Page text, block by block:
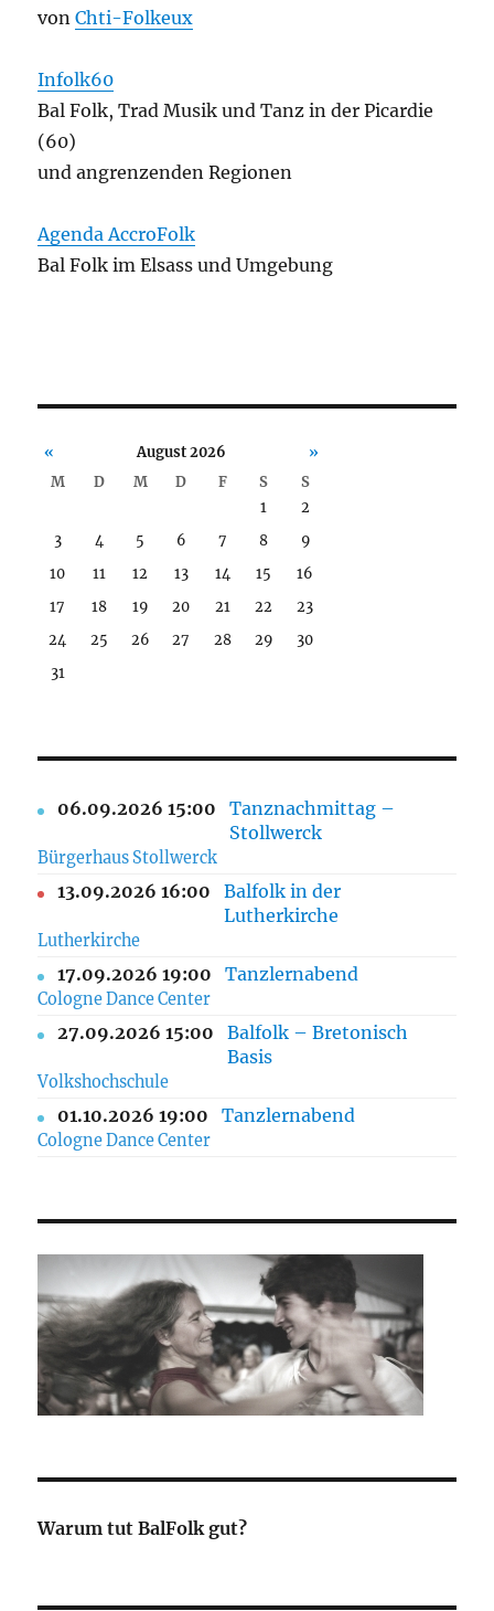
vonChti-Folkeux
Infolk60
Bal Folk, Trad Musik und Tanz in der Picardie
(60)
und angrenzenden Regionen
Agenda AccroFolk
Bal Folk im Elsass und Umgebung
« August 2026
»
M
D M D F S
S
1
2
3
4 5 6 7 8
9
10
11 12 13 14 15
16
17
18 19 20 21 22
23
24
25 26 27 28 29
30
31
06.09.2026 15:00
Tanznachmittag –
Stollwerck
Bürgerhaus Stollwerck
13.09.2026 16:00
Balfolk in der
Lutherkirche
Lutherkirche
17.09.2026 19:00 Tanzlernabend
Cologne Dance Center
27.09.2026 15:00
Balfolk – Bretonisch
Basis
Volkshochschule
01.10.2026 19:00 Tanzlernabend
Cologne Dance Center
Warum tut BalFolk gut?